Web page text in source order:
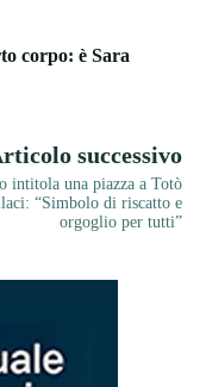
corpo: è Sara
successivo
intitola una piazza a Totò
“Simbolo di riscatto e
orgoglio per tutti”